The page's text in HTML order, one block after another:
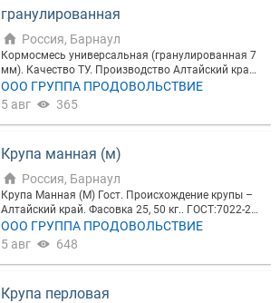
гранулированная
Россия, Барнаул
Кормосмесь универсальная (гранулированная 7
мм). Качество ТУ. Производство Алтайский край,
фасовка 40 кг. Состав рецепта: Зерноотходы пше
ничные - 50% Зерноотходы овсяные - 30% Зерноот
Зерноотходы бобовые - 2% Отгрузка ж/д и автотр
ны ближнего и дальнего зарубежья. Полный паке
т сопроводительных документов.
ООО ГРУППА ПРОДОВОЛЬСТВИЕ
5 авг
365
Крупа манная (м)
Россия, Барнаул
Крупа Манная (М) Гост. Происхождение крупы –
Алтайский край. Фасовка 25, 50 кг.. ГОСТ:7022-20
19. Отгрузка авто и ж/д транспортом в любую то
чку России, а так же в страны ближнего и дальнег
окументов.
ООО ГРУППА ПРОДОВОЛЬСТВИЕ
5 авг
648
Крупа перловая